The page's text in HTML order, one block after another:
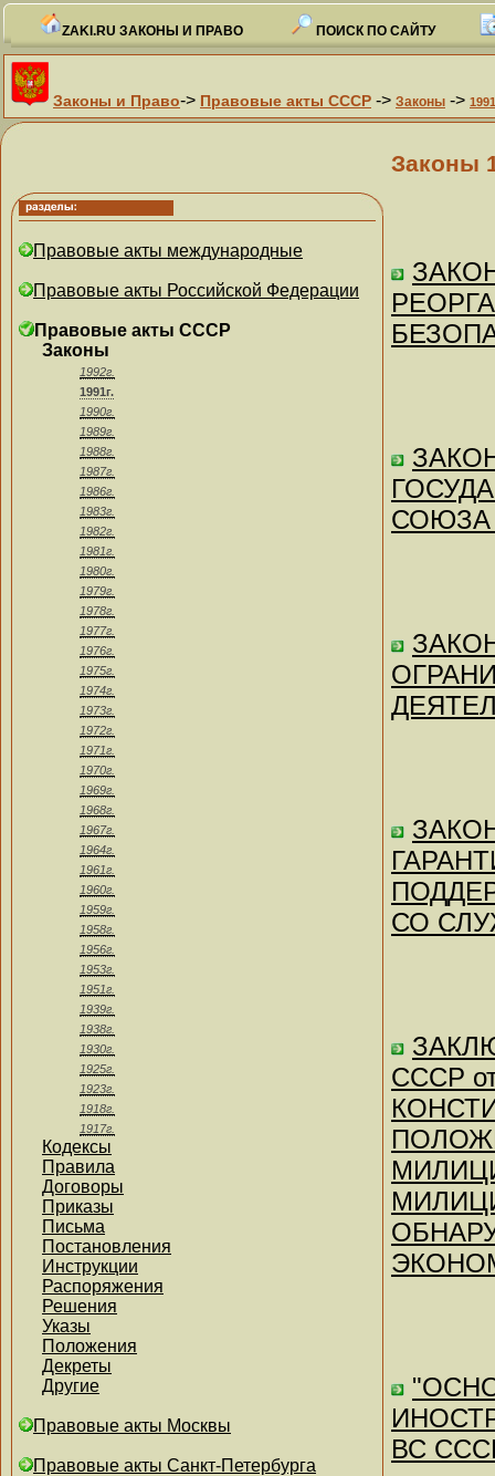
ZAKI.RU ЗАКОНЫ И ПРАВО ПОИСК ПО САЙТУ
Законы и Право-> Правовые акты СССР -> Законы ->
Правовые акты международные
Правовые акты Российской Федерации
Правовые акты СССР
Законы
1992г.
1991г.
1990г.
1989г.
1988г.
1987г.
1986г.
1983г.
1982г.
1981г.
1980г.
1979г.
1978г.
1977г.
1976г.
1975г.
1974г.
1973г.
1972г.
1971г.
1970г.
1969г.
1968г.
1967г.
1964г.
1961г.
1960г.
1959г.
1958г.
1956г.
1953г.
1951г.
1939г.
1938г.
1930г.
1925г.
1923г.
1918г.
1917г.
Кодексы
Правила
Договоры
Приказы
Письма
Постановления
Инструкции
Распоряжения
Решения
Указы
Положения
Декреты
Другие
Правовые акты Москвы
Правовые акты Санкт-Петербурга
Законы
СОЮЗА
СО
СССР
ВС